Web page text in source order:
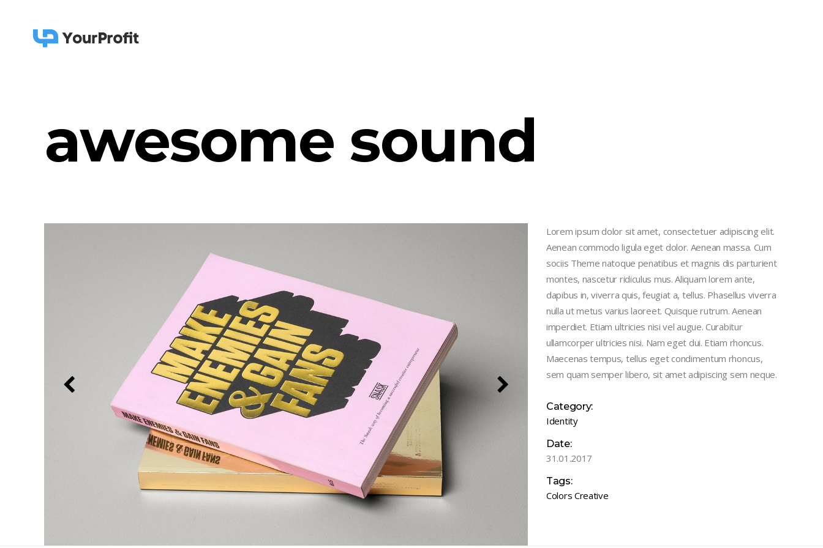
awesome sound
Lorem ipsum dolor sit amet, consectetuer adipiscing elit.
Aenean commodo ligula eget dolor. Aenean massa. Cum
sociis Theme natoque penatibus et magnis dis parturient
montes, nascetur ridiculus mus. Aliquam lorem ante,
dapibus in, viverra quis, feugiat a, tellus. Phasellus viverra
nulla ut metus varius laoreet. Quisque rutrum. Aenean
imperdiet. Etiam ultricies nisi vel augue. Curabitur
ullamcorper ultricies nisi. Nam eget dui. Etiam rhoncus.
Maecenas tempus, tellus eget condimentum rhoncus,
sem quam semper libero, sit amet adipiscing sem neque.
Category:
Identity
Date:
31.01.2017
Tags:
Colors Creative